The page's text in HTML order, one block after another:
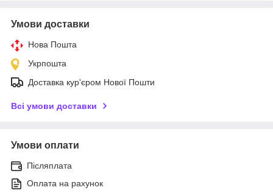
Умови доставки
Нова Пошта
Укрпошта
Доставка кур'єром Нової Пошти
Всі умови доставки
Умови оплати
Післяплата
Оплата на рахунок